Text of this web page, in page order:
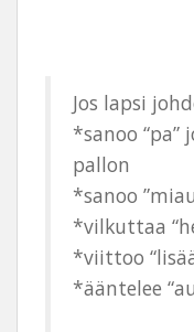
Jos lapsi
*sanoo “pa”
pallon
*sanoo
*vilkuttaa
*viittoo
*ääntelee